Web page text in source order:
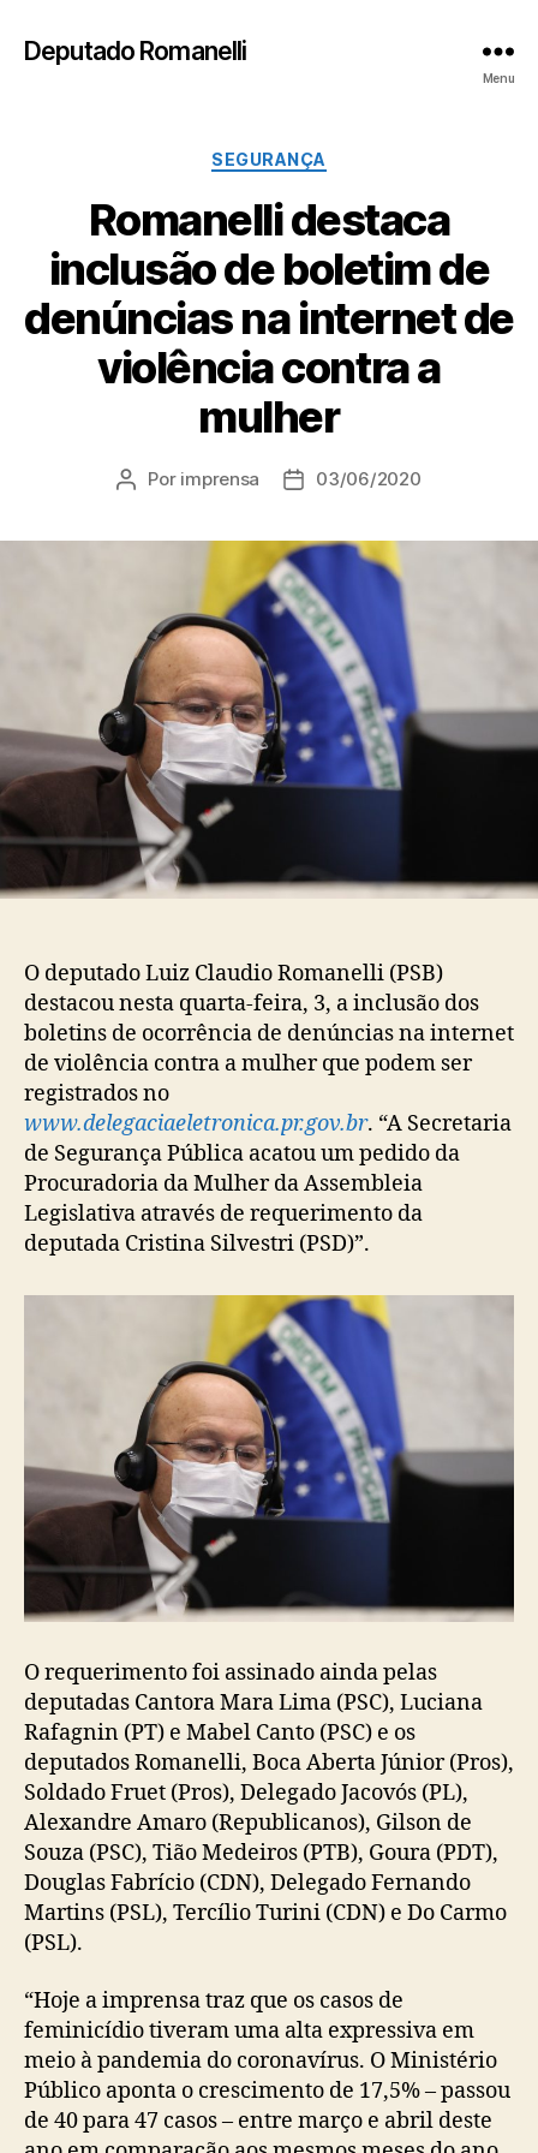
Deputado Romanelli
Menu
Categorias
SEGURANÇA
Romanelli destaca
inclusão de boletim de
denúncias na internet de
violência contra a
mulher
Autor
Por imprensa
Data03/06/2020
O deputado Luiz Claudio Romanelli (PSB)
destacou nesta quarta-feira, 3, a inclusão dos
boletins de ocorrência de denúncias na internet
de violência contra a mulher que podem ser
registrados no
www.delegaciaeletronica.pr.gov.br. “A Secretaria
de Segurança Pública acatou um pedido da
Procuradoria da Mulher da Assembleia
Legislativa através de requerimento da
deputada Cristina Silvestri (PSD)”.
O requerimento foi assinado ainda pelas
deputadas Cantora Mara Lima (PSC), Luciana
Rafagnin (PT) e Mabel Canto (PSC) e os
deputados Romanelli, Boca Aberta Júnior (Pros),
Soldado Fruet (Pros), Delegado Jacovós (PL),
Alexandre Amaro (Republicanos), Gilson de
Souza (PSC), Tião Medeiros (PTB), Goura (PDT),
Douglas Fabrício (CDN), Delegado Fernando
Martins (PSL), Tercílio Turini (CDN) e Do Carmo
(PSL).
“Hoje a imprensa traz que os casos de
feminicídio tiveram uma alta expressiva em
meio à pandemia do coronavírus. O Ministério
Público aponta o crescimento de 17,5% – passou
de 40 para 47 casos – entre março e abril deste